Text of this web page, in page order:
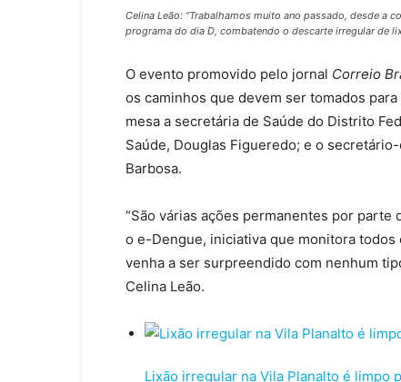
Celina Leão: “Trabalhamos muito ano passado, desde a
programa do dia D, combatendo o descarte irregular de
O evento promovido pelo jornal Correio
os caminhos que devem ser tomados
mesa a secretária de Saúde do Distrito
Saúde, Douglas Figueredo; e o
Barbosa.
“São várias ações permanentes por
o e-Dengue, iniciativa que monitora
venha a ser surpreendido com nenhum
Celina Leão.
Lixão irregular na Vila Planalto é limpo